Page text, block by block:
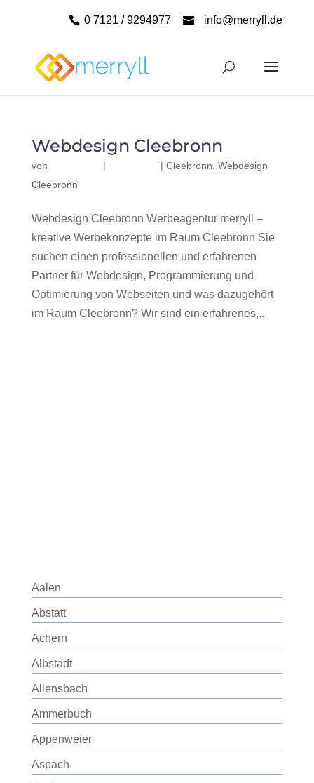
0 7121 / 9294977 info@merryll.de
Webdesign Cleebronn
von | | Cleebronn Webdesign
Cleebronn
Webdesign Cleebronn Werbeagentur merryll –
kreative Werbekonzepte im Raum Cleebronn Sie
suchen einen professionellen und erfahrenen
Partner für Webdesign, Programmierung und
Optimierung von Webseiten und was dazugehört
im Raum Cleebronn? Wir sind ein erfahrenes,...
Aalen
Abstatt
Achern
Albstadt
Allensbach
Ammerbuch
Appenweier
Aspach